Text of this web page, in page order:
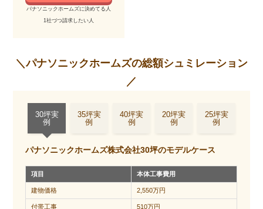
を妥協するか迷うことになります。土地が広くて外構工事の
う。
タイルにする、キッチンをキッチンハウスにする、など。こ
宅展示場で見る家は、提案工事が多く含まれているため、実
パナソニックホームズに決めてる人
1社づつ請求したい人
＼パナソニックホームズの総額シュミレーション
／
30坪実
例
35坪実
例
40坪実
例
20坪実
例
25坪実
例
パナソニックホームズ株式会社30坪のモデルケース
項目 本体工事費用
建物価格 2,550万円
付帯工事 510万円